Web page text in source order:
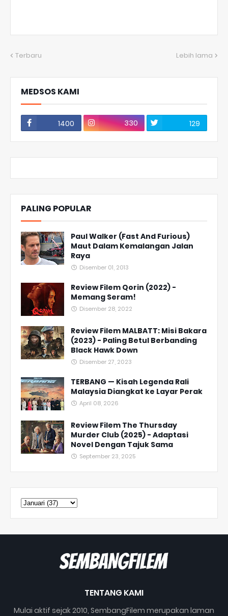
Terbaru Lebih lama
MEDSOS KAMI
1400 330 129
PALING POPULAR
Paul Walker (Fast And Furious)
Maut Dalam Kemalangan Jalan
Raya
Disember 01, 2013
Review Filem Qorin (2022) -
Memang Seram!
Disember 28, 2022
Review Filem MALBATT: Misi Bakara
(2023) - Paling Betul Berbanding
Black Hawk Down
Disember 27, 2023
TERBANG — Kisah Legenda Rali
Malaysia Diangkat ke Layar Perak
April 08, 2026
Review Filem The Thursday
Murder Club (2025) - Adaptasi
Novel Dengan Tajuk Sama
September 23, 2025
TENTANG KAMI
Mulai aktif sejak 2010, SembangFilem merupakan laman